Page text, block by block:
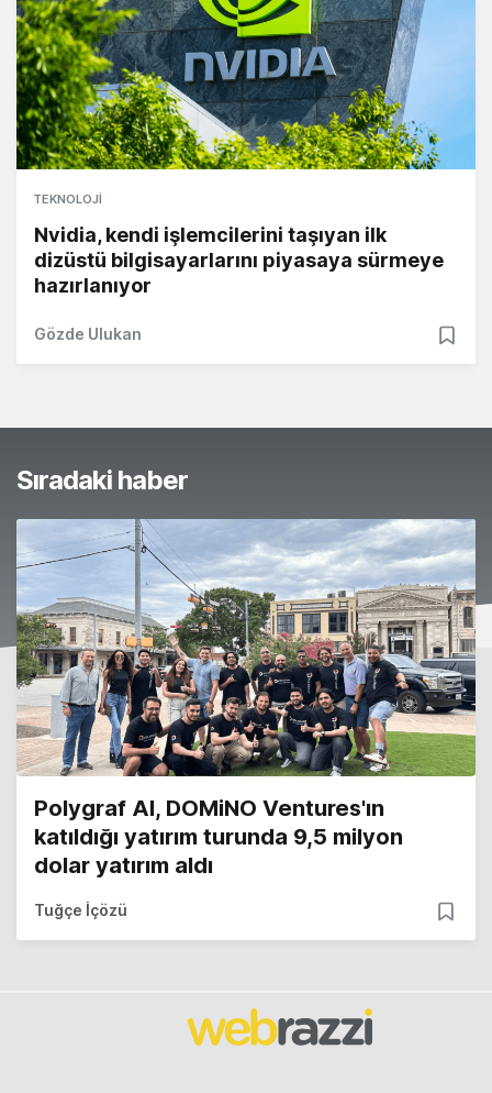
TEKNOLOJI
Nvidia, kendi işlemcilerini taşıyan ilk
dizüstü bilgisayarlarını piyasaya sürmeye
hazırlanıyor
Gözde Ulukan
Sıradaki haber
Polygraf AI, DOMiNO Ventures'ın
katıldığı yatırım turunda 9,5 milyon
dolar yatırım aldı
Tuğçe İçözü